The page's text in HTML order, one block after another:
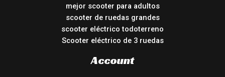
mejor scooter para adultos
scooter de ruedas grandes
scooter eléctrico todoterreno
Scooter eléctrico de 3 ruedas
Account